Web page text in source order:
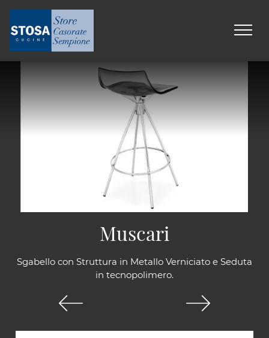
Sgabello con Struttura in Metallo Verniciato e Seduta
in tecnopolimero.
Muscari